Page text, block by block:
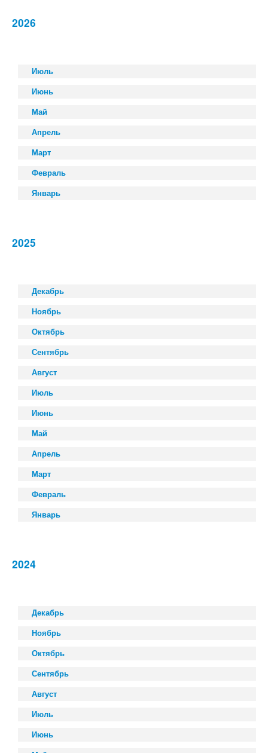
2026
Июль
Июнь
Май
Апрель
Март
Февраль
Январь
2025
Декабрь
Ноябрь
Октябрь
Сентябрь
Август
Июль
Июнь
Май
Апрель
Март
Февраль
Январь
2024
Декабрь
Ноябрь
Октябрь
Сентябрь
Август
Июль
Июнь